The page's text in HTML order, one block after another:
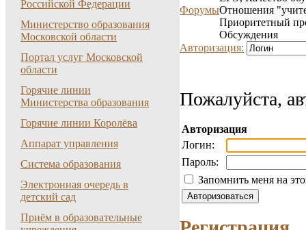
Российской Федерации
Министерство образования
Московской области
Портал услуг Московской
области
Горячие линии
Министерства образования
Горячие линии Королёва
Аппарат управления
Система образования
Электронная очередь в
детский сад
Приём в образовательные
ФорумыОтношения
Приоритетный
Обсуждения
Авторизация:
Пожалуйста,
Авторизация
Логин:
Пароль:
Запомнить меня на